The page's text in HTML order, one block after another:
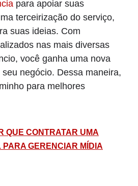
para apoiar suas
terceirização do serviço,
suas ideias. Com
nas mais diversas
você ganha uma nova
negócio. Dessa maneira,
para melhores
QUE CONTRATAR UMA
PARA GERENCIAR MÍDIA